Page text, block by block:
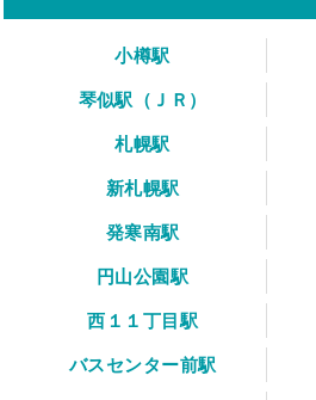
小樽駅
琴似駅（ＪＲ）
札幌駅
新札幌駅
発寒南駅
円山公園駅
西１１丁目駅
バスセンター前駅